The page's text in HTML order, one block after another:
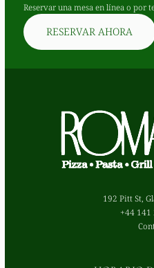
Reservar una mesa en línea o por
RESERVAR AHORA
192 Pitt St,
+44 141